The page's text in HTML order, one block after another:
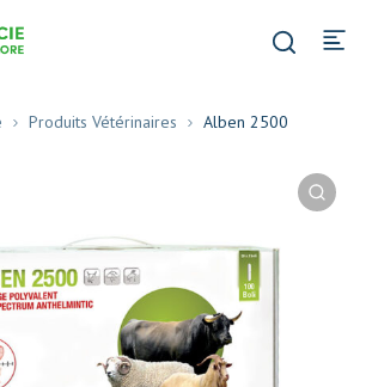
Produits Vétérinaires Alben 2500